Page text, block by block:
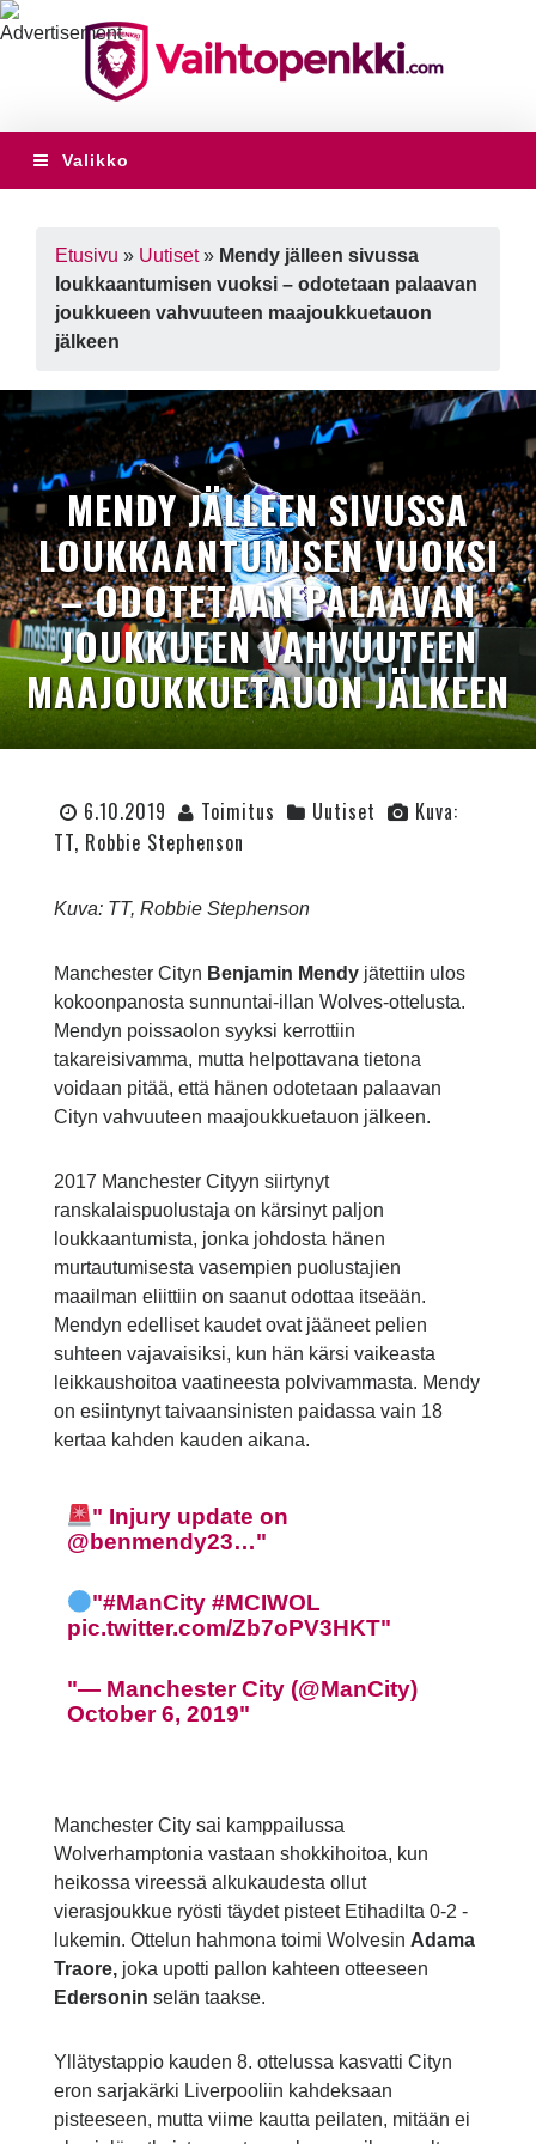
Valikko
Etusivu » Uutiset» Mendy jälleen sivussa
loukkaantumisen vuoksi – odotetaan palaavan
joukkueen vahvuuteen maajoukkuetauon
jälkeen
MENDY JÄLLEEN SIVUSSA
LOUKKAANTUMISEN VUOKSI
– ODOTETAAN PALAAVAN
JOUKKUEEN VAHVUUTEEN
MAAJOUKKUETAUON JÄLKEEN
6.10.2019 Toimitus Uutiset
Kuva:
TT, Robbie Stephenson
Kuva: TT, Robbie Stephenson
Manchester Cityn Benjamin Mendyjätettiin ulos
kokoonpanosta sunnuntai-illan Wolves-ottelusta.
Mendyn poissaolon syyksi kerrottiin
takareisivamma, mutta helpottavana tietona
voidaan pitää, että hänen odotetaan palaavan
Cityn vahvuuteen maajoukkuetauon jälkeen.
2017 Manchester Cityyn siirtynyt
ranskalaispuolustaja on kärsinyt paljon
loukkaantumista, jonka johdosta hänen
murtautumisesta vasempien puolustajien
maailman eliittiin on saanut odottaa itseään.
Mendyn edelliset kaudet ovat jääneet pelien
suhteen vajavaisiksi, kun hän kärsi vaikeasta
leikkaushoitoa vaatineesta polvivammasta. Mendy
on esiintynyt taivaansinisten paidassa vain 18
kertaa kahden kauden aikana.
Injury update on
@benmendy23…
#ManCity #MCIWOL
pic.twitter.com/Zb7oPV3HKT
— Manchester City (@ManCity)
October 6, 2019
Manchester City sai kamppailussa
Wolverhamptonia vastaan shokkihoitoa, kun
heikossa vireessä alkukaudesta ollut
vierasjoukkue ryösti täydet pisteet Etihadilta 0-2 -
lukemin. Ottelun hahmona toimi Wolvesin Adama
Traore,joka upotti pallon kahteen otteeseen
Edersonin selän taakse.
Yllätystappio kauden 8. ottelussa kasvatti Cityn
eron sarjakärki Liverpooliin kahdeksaan
pisteeseen, mutta viime kautta peilaten, mitään ei